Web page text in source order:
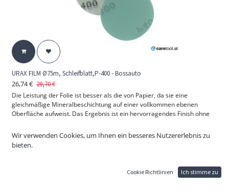
URAX FILM Ø75m, Schleifblatt,P-400 - Bossauto
26,74€ 29,70€
Die Leistung der Folie ist besser als die von Papier, da sie eine
gleichmäßige Mineralbeschichtung auf einer vollkommen ebenen
Oberfläche aufweist. Das Ergebnis ist ein hervorragendes Finish ohne
Inhalt 50 Stk.
Wir verwenden Cookies, um Ihnen ein besseres Nutzererlebnis zu
bieten.
Cookie Richtlinien Ich stimme zu